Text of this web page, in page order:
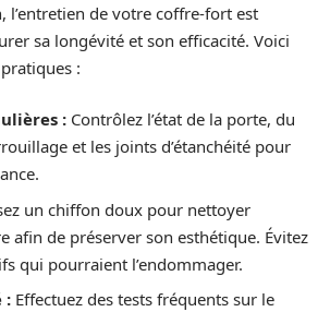
l’entretien de votre coffre-fort est
sa longévité et son efficacité. Voici
:
: Contrôlez l’état de la porte, du
et les joints d’étanchéité pour
un chiffon doux pour nettoyer
afin de préserver son esthétique. Évitez
qui pourraient l’endommager.
: Effectuez des tests fréquents sur le